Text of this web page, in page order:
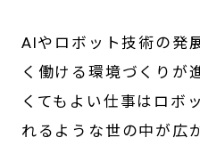
AIやロボット技術の発
く働ける環境づくりが
くてもよい仕事はロボ
れるような世の中が広